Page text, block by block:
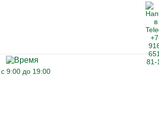
с 9:00 до 19:00